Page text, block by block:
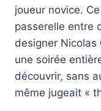
joueur novice.
passerelle entre
designer Nicolas
une soirée
découvrir, sans
même jugeait «